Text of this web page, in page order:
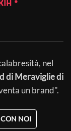
nel
di Meraviglie di
un brand".
NOI